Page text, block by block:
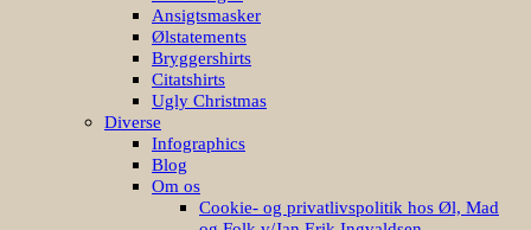
Ansigtsmasker
Ølstatements
Bryggershirts
Citatshirts
Ugly Christmas
Diverse
Infographics
Blog
Om os
Cookie- og privatlivspolitik hos Øl, Mad